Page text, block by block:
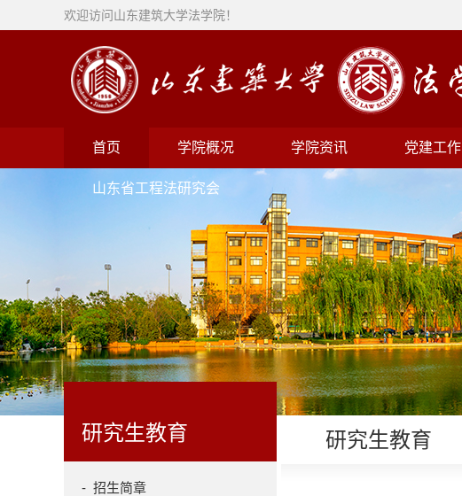
欢迎访问山东建筑大学法学院！
首页 学院概况 学院资讯 党建工作
山东省工程法研究会
研究生教育
- 招生简章
研究生教育